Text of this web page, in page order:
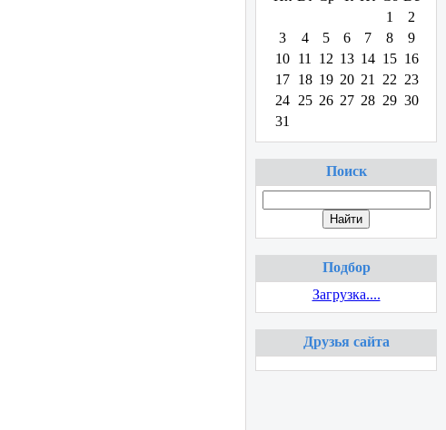
1
2
3
4 5 6 7 8
9
10 11 12 13 14 15 16
17 18 19 20 21 22 23
24 25 26 27 28 29 30
31
Поиск
Подбор
Загрузка....
Друзья сайта